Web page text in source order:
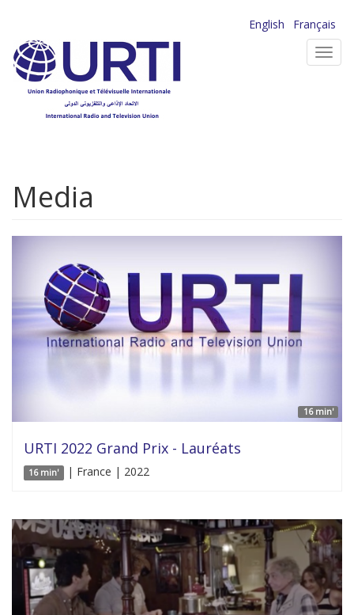
contenu
principal
English
Français
Media
16 min'
URTI 2022 Grand Prix - Lauréats
16 min' | France | 2022